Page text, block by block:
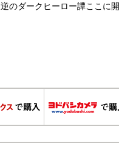
のダークヒーロー譚ここに開